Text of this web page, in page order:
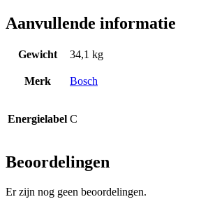
Aanvullende informatie
Gewicht 34,1 kg
Merk Bosch
Energielabel C
Beoordelingen
Er zijn nog geen beoordelingen.